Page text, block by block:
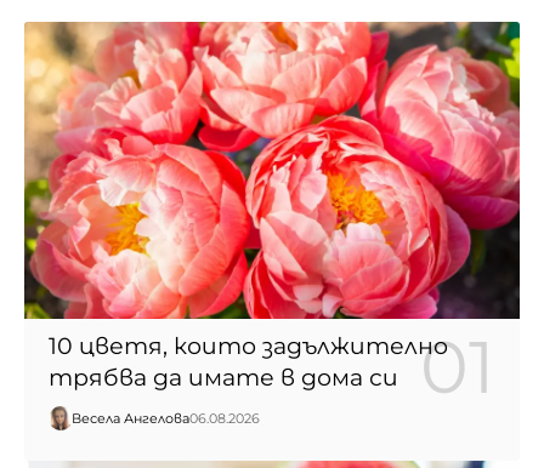
10 цветя, които задължително
трябва да имате в дома си
Весела Ангелова06.08.2026